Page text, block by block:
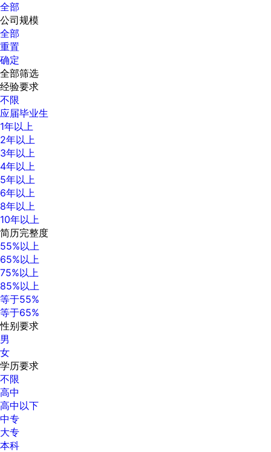
全部
公司规模
全部
重置
确定
全部筛选
经验要求
不限
应届毕业生
1年以上
2年以上
3年以上
4年以上
5年以上
6年以上
8年以上
10年以上
简历完整度
55%以上
65%以上
75%以上
85%以上
等于55%
等于65%
性别要求
男
女
学历要求
不限
高中
高中以下
中专
大专
本科